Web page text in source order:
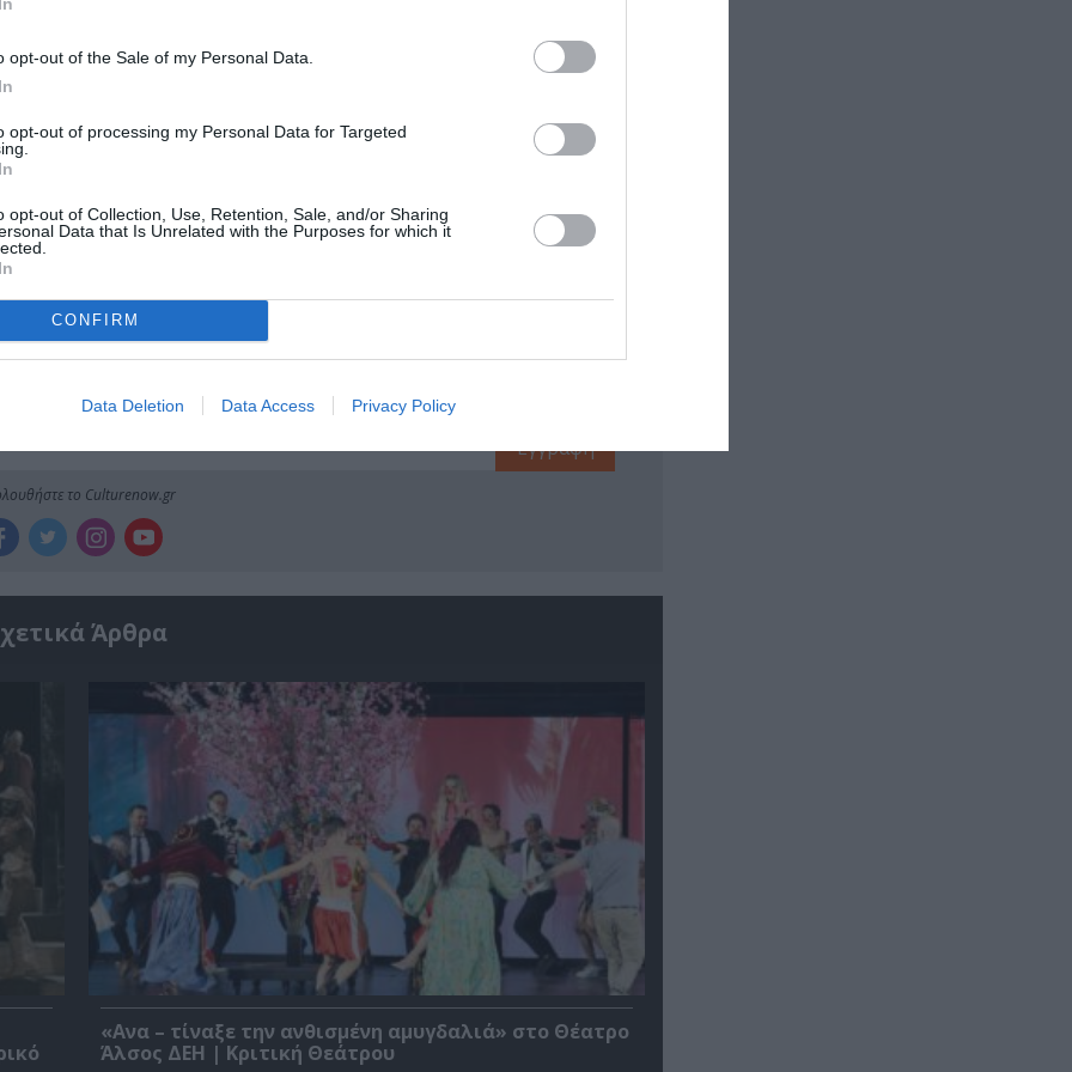
opt-out of the Sale of my Personal Data.
opt-out of processing my Personal Data for Targeted
opt-out of Collection, Use, Retention, Sale, and/or Sharing
Data that Is Unrelated with the Purposes for which it
CONFIRM
Data Deletion Data Access Privacy Policy
στο
ΔΡΑΜΑΤΟΠΟΙΗΜΕΝΗ ΛΟΓΟΤΕΧΝΙΑ
ΘΑΝΑΣΗΣ ΤΣΑΛΤΑΜΠΑΣΗΣ
ΚΑΛΟΚΑΙΡΙ 2024
ΝΑΝΤΙΑ ΚΟΝΤΟΓΕΩΡΓΗ
και τον Πολιτισμό!
το Culturenow.gr
Άρθρα
«Ανα – τίναξε την ανθισμένη αμυγδαλιά» στο Θέατρο
Άλσος ΔΕΗ | Κριτική Θεάτρου